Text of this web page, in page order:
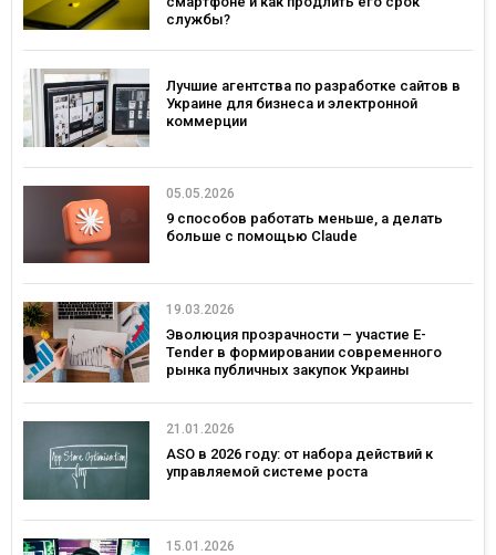
службы?
Лучшие агентства по разработке сайтов в
Украине для бизнеса и электронной
коммерции
05.05.2026
9 способов работать меньше, а делать
больше с помощью Claude
19.03.2026
Эволюция прозрачности – участие E-
Tender в формировании современного
рынка публичных закупок Украины
21.01.2026
ASO в 2026 году: от набора действий к
управляемой системе роста
15.01.2026